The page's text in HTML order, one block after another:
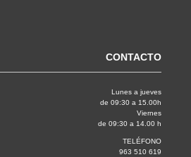
CONTACTO
Lunes a jueves
de 09:30 a 15.00h
Viernes
de 09:30 a 14.00 h
TELÉFONO
963 510 619